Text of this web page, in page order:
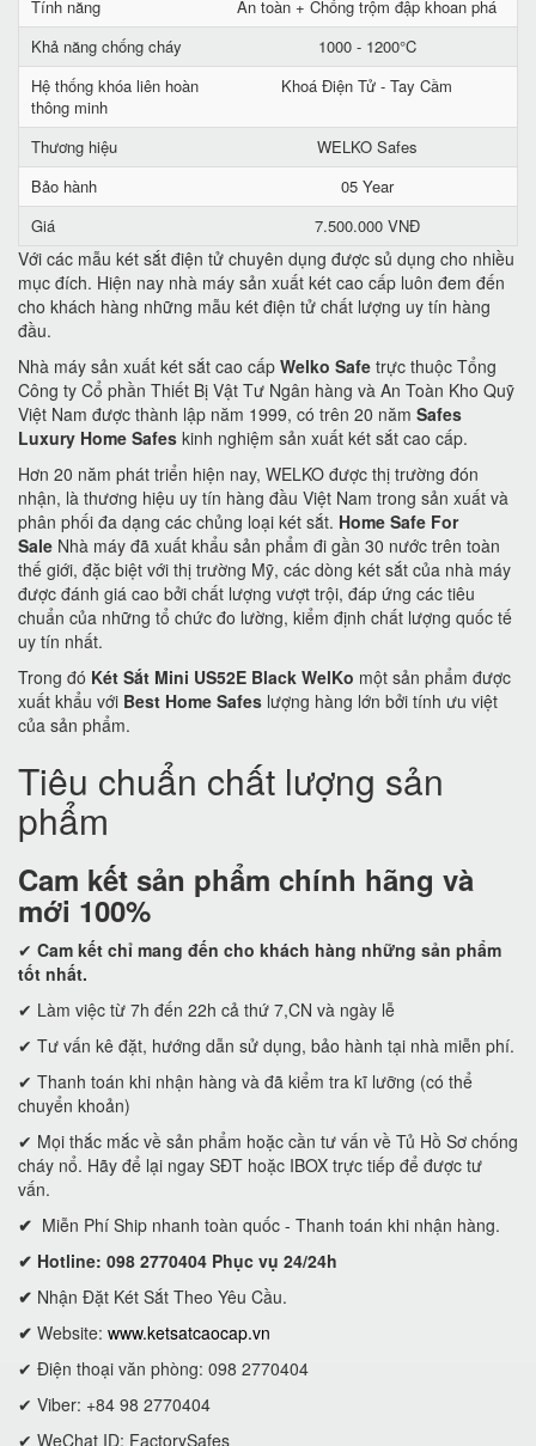
Tính năng
An toàn + Chống trộm đập khoan phá
Khả năng chống cháy
1000 - 1200°C
Hệ thống khóa liên hoàn
thông minh
Khoá Điện Tử - Tay Cầm
Thương hiệu
WELKO Safes
Bảo hành
05 Year
Giá
7.500.000 VNĐ
Với các mẫu két sắt điện tử chuyên dụng được sủ dụng cho nhiều
mục đích. Hiện nay nhà máy sản xuất két cao cấp luôn đem đến
cho khách hàng những mẫu két điện tử chất lượng uy tín hàng
đầu.
Nhà máy sản xuất két sắt cao cấp Welko Safe trực thuộc Tổng
Công ty Cổ phần Thiết Bị Vật Tư Ngân hàng và An Toàn Kho Quỹ
Việt Nam được thành lập năm 1999, có trên 20 năm Safes
Luxury Home Safes kinh nghiệm sản xuất két sắt cao cấp.
Hơn 20 năm phát triển hiện nay, WELKO được thị trường đón
nhận, là thương hiệu uy tín hàng đầu Việt Nam trong sản xuất và
phân phối đa dạng các chủng loại két sắt. Home Safe For
Sale Nhà máy đã xuất khẩu sản phẩm đi gần 30 nước trên toàn
thế giới, đặc biệt với thị trường Mỹ, các dòng két sắt của nhà máy
được đánh giá cao bởi chất lượng vượt trội, đáp ứng các tiêu
chuẩn của những tổ chức đo lường, kiểm định chất lượng quốc tế
uy tín nhất.
Trong đó Két Sắt Mini US52E Black WelKo một sản phẩm được
xuất khẩu với Best Home Safes lượng hàng lớn bởi tính ưu việt
của sản phẩm.
Tiêu chuẩn chất lượng sản
phẩm
Cam kết sản phẩm chính hãng và
mới 100%
✔ Cam kết chỉ mang đến cho khách hàng những sản phẩm
tốt nhất.
✔ Làm việc từ 7h đến 22h cả thứ 7,CN và ngày lễ
✔ Tư vấn kê đặt, hướng dẫn sử dụng, bảo hành tại nhà miễn phí.
✔ Thanh toán khi nhận hàng và đã kiểm tra kĩ lưỡng (có thể
chuyển khoản)
✔ Mọi thắc mắc về sản phẩm hoặc cần tư vấn về Tủ Hồ Sơ chống
cháy nổ. Hãy để lại ngay SĐT hoặc IBOX trực tiếp để được tư
vấn.
✔ Miễn Phí Ship nhanh toàn quốc - Thanh toán khi nhận hàng.
✔ Hotline: 098 2770404 Phục vụ 24/24h
✔ Nhận Đặt Két Sắt Theo Yêu Cầu.
✔ Website: www.ketsatcaocap.vn
✔ Điện thoại văn phòng: 098 2770404
✔ Viber: +84 98 2770404
✔ WeChat ID: FactorySafes